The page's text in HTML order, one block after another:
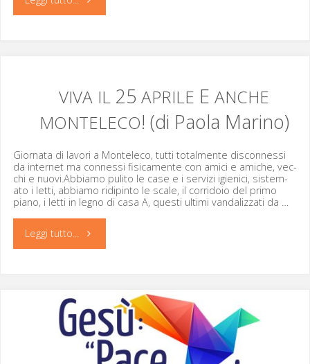
di
(di
Sara Liga)"
VIVA IL 25APRILE EANCHE
MONTELECO! (di Paola Marino)
Gior­na­ta di lavori a Mon­t­ele­co, tut­ti total­mente dis­con­nes­si
da inter­net ma con­nes­si fisi­ca­mente con ami­ci e amiche, vec­
chi e nuovi.Abbiamo puli­to le case e i servizi igien­i­ci, sis­tem­
ato i let­ti, abbi­amo ridip­in­to le scale, il cor­ri­doio del pri­mo
piano, i let­ti in leg­no di casa A, questi ulti­mi van­dal­iz­za­ti da …
Leggi tutto...
25
APRILE